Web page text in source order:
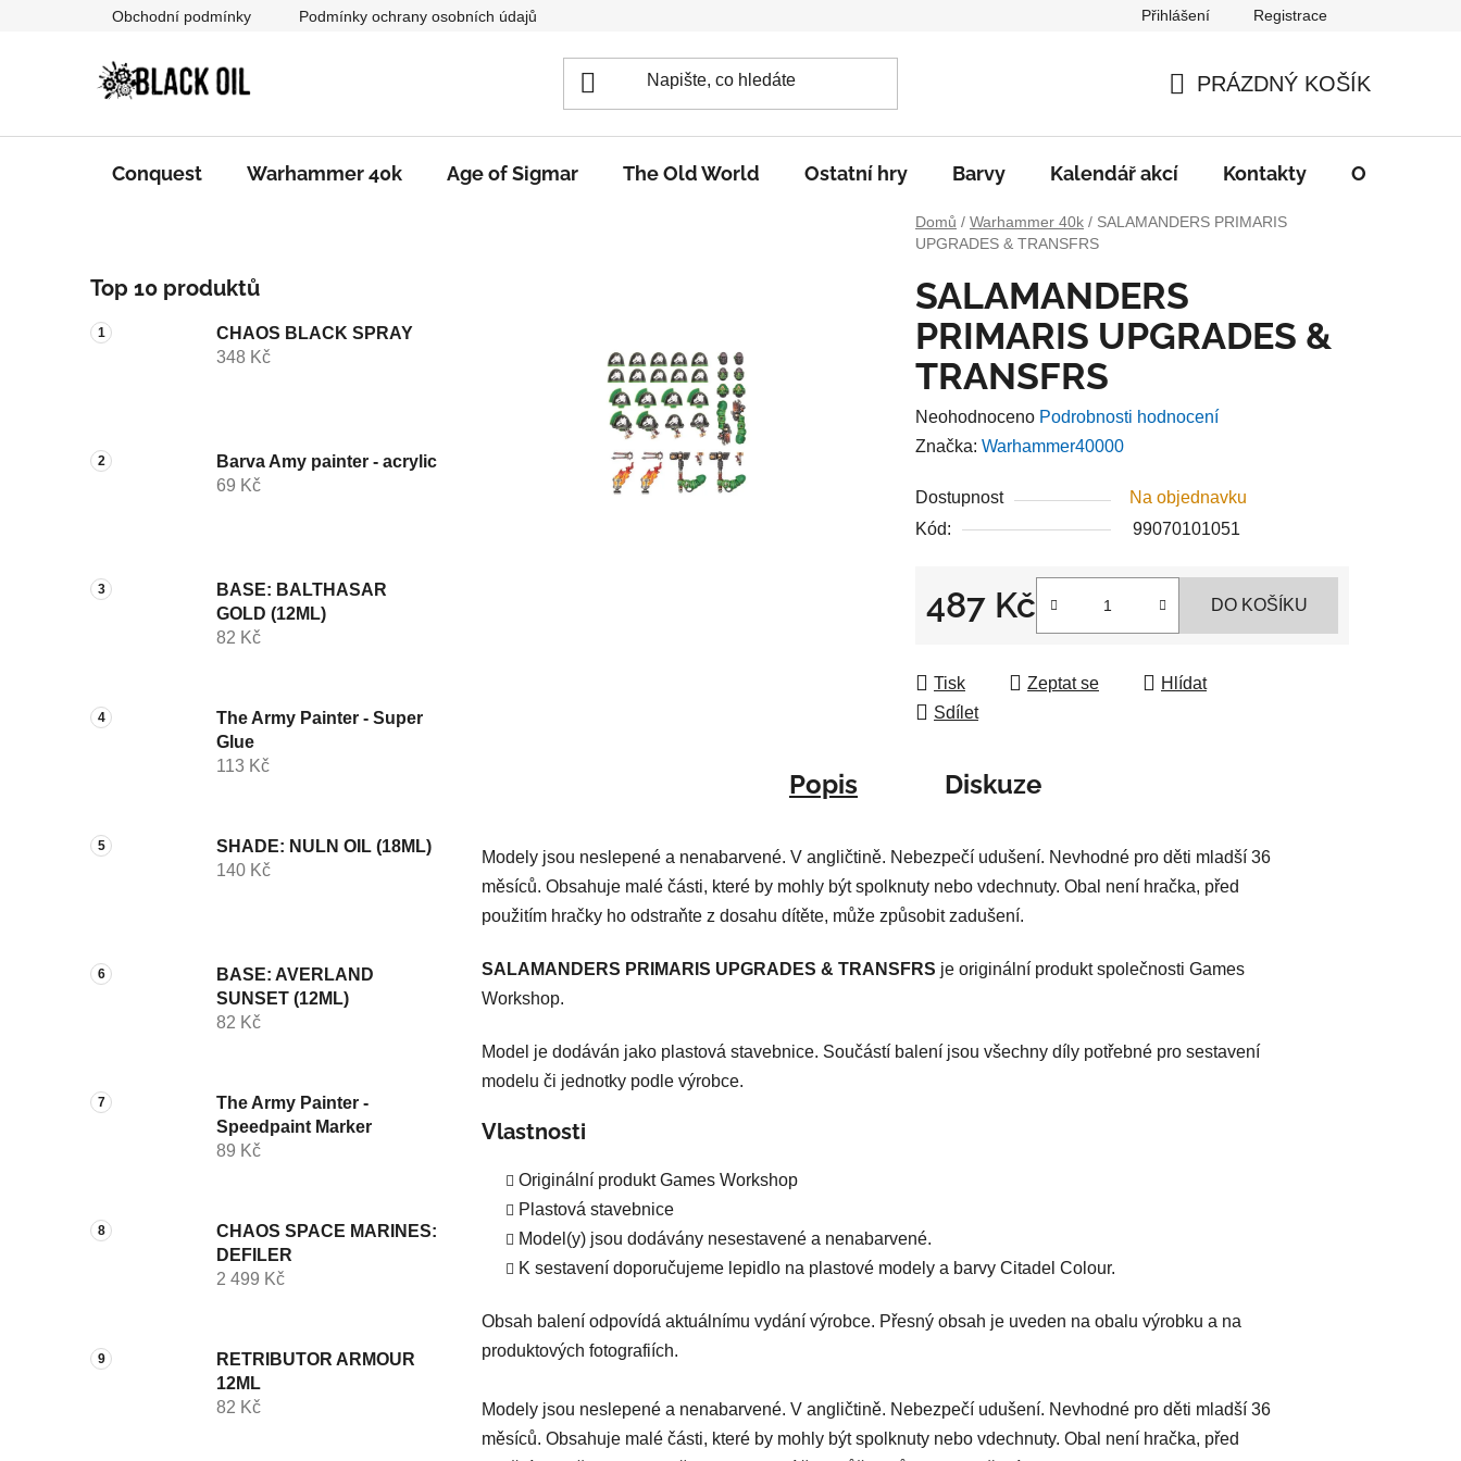
Obchodní podmínky Podmínky ochrany osobních údajů Přihlášení Registrace
KOŠÍK
PRÁZDNÝ KOŠÍK
Conquest Warhammer 40k Age of Sigmar The Old World Ostatní hry Barvy Kalendář akcí Kontakty O nás
Domů / Warhammer 40k / SALAMANDERS PRIMARIS
UPGRADES & TRANSFRS
o
s
t
n
n
e
Top 10 produktů
CHAOS BLACK SPRAY
348 Kč
Barva Amy painter - acrylic
69 Kč
BASE: BALTHASAR
GOLD (12ML)
82 Kč
The Army Painter - Super
Glue
113 Kč
SHADE: NULN OIL (18ML)
140 Kč
BASE: AVERLAND
SUNSET (12ML)
82 Kč
The Army Painter -
Speedpaint Marker
89 Kč
CHAOS SPACE MARINES:
DEFILER
2 499 Kč
RETRIBUTOR ARMOUR
12ML
82 Kč
SALAMANDERS
PRIMARIS UPGRADES &
TRANSFRS
Průměrné
hodnocení
je
0,0
hvězdiček.
Neohodnoceno Podrobnosti hodnocení
Značka: Warhammer40000
Dostupnost
Na objednavku
Kód:
99070101051
487 Kč DO KOŠÍKU
Tisk Zeptat se
Hlídat
Sdílet
Popis Diskuze
Modely jsou neslepené a nenabarvené. V angličtině. Nebezpečí udušení. Nevhodné pro děti mladší 36
měsíců. Obsahuje malé části, které by mohly být spolknuty nebo vdechnuty. Obal není hračka, před
použitím hračky ho odstraňte z dosahu dítěte, může způsobit zadušení.
SALAMANDERS PRIMARIS UPGRADES & TRANSFRS je originální produkt společnosti Games
Workshop.
Model je dodáván jako plastová stavebnice. Součástí balení jsou všechny díly potřebné pro sestavení
modelu či jednotky podle výrobce.
Vlastnosti
Originální produkt Games Workshop
Plastová stavebnice
Model(y) jsou dodávány nesestavené a nenabarvené.
K sestavení doporučujeme lepidlo na plastové modely a barvy Citadel Colour.
Obsah balení odpovídá aktuálnímu vydání výrobce. Přesný obsah je uveden na obalu výrobku a na
produktových fotografiích.
Modely jsou neslepené a nenabarvené. V angličtině. Nebezpečí udušení. Nevhodné pro děti mladší 36
měsíců. Obsahuje malé části, které by mohly být spolknuty nebo vdechnuty. Obal není hračka, před